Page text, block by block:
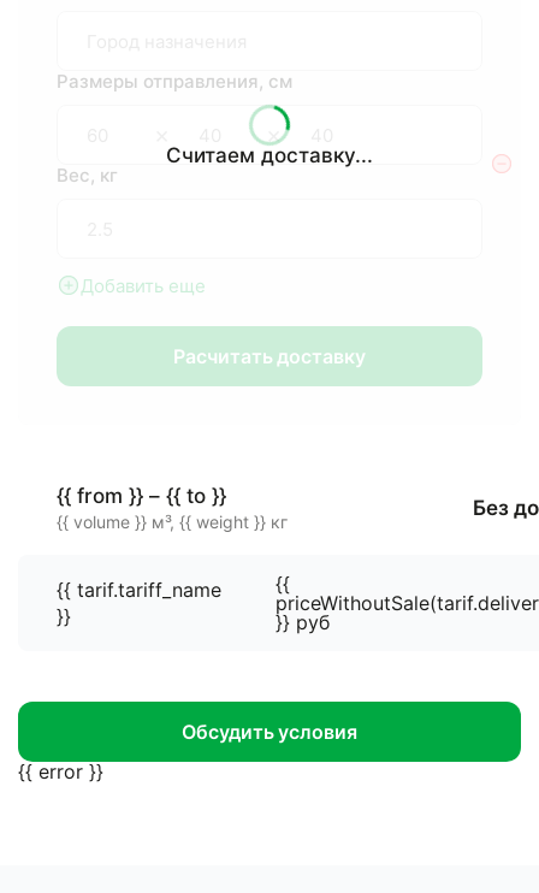
Считаем доставку...
Размеры отправления, см
×
Вес, кг
Добавить еще
Расчитать доставку
{{ from }} – {{ to }}
{{ volume }} м³, {{ weight }} кг
Без
{{ tarif.tariff_name
}}
{{
}} руб
Обсудить условия
{{ error }}